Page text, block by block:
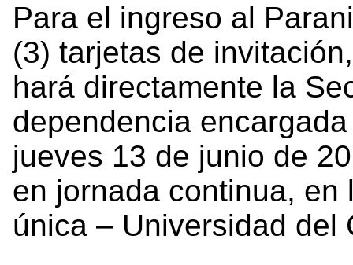
Para el ingreso al
(3) tarjetas de
hará directamente la
dependencia
jueves 13 de junio de
en jornada continua,
única – Universidad del